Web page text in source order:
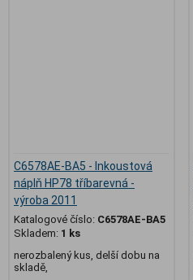
C6578AE-BA5 - Inkoustová
náplň HP78 tříbarevná -
výroba 2011
Katalogové číslo: C6578AE-BA5
Skladem: 1 ks
nerozbalený kus, delší dobu na
skladě,